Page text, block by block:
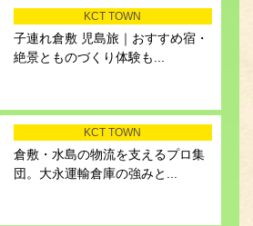
KCT TOWN
子連れ倉敷 児島旅｜おすすめ宿・
絶景とものづくり体験も...
KCT TOWN
倉敷・水島の物流を支えるプロ集
団。大永運輸倉庫の強みと...